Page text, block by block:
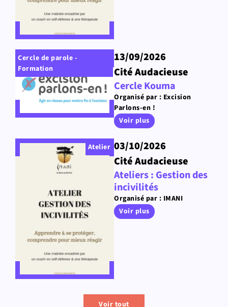
Cercle de parole -
Formation
13/09/2026
Cité Audacieuse
Cercle Kouma
Organisé par : Excision
Parlons-en !
Voir plus
Atelier 03/10/2026
Cité Audacieuse
Ateliers : Gestion des
incivilités
Organisé par : IMANI
Voir plus
Voir tout